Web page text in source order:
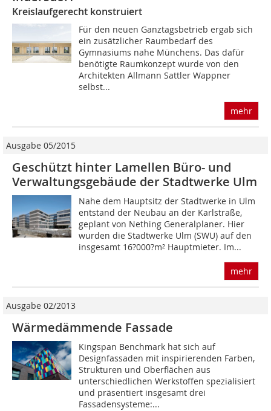
Kreislaufgerecht konstruiert
Für den neuen Ganztagsbetrieb ergab sich
ein zusätzlicher Raumbedarf des
Gymnasiums nahe Münchens. Das dafür
benötigte Raumkonzept wurde von den
Architekten Allmann Sattler Wappner
selbst...
mehr
Ausgabe 05/2015
Geschützt hinter Lamellen Büro- und
Verwaltungsgebäude der Stadtwerke Ulm
Nahe dem Hauptsitz der Stadtwerke in Ulm
entstand der Neubau an der Karlstraße,
geplant von Nething Generalplaner. Hier
wurden die Stadtwerke Ulm (SWU) auf den
insgesamt 16?000?m² Hauptmieter. Im...
mehr
Ausgabe 02/2013
Wärmedämmende Fassade
Kingspan Benchmark hat sich auf
Designfassaden mit inspirierenden Farben,
Strukturen und Oberflächen aus
unterschiedlichen Werkstoffen spezialisiert
und präsentiert insgesamt drei
Fassadensysteme:...